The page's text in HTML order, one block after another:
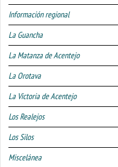
Información regional
La Guancha
La Matanza de Acentejo
La Orotava
La Victoria de Acentejo
Los Realejos
Los Silos
Miscelánea